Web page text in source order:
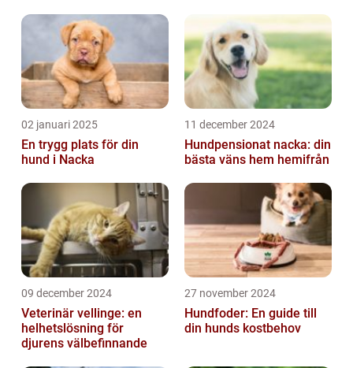
02 januari 2025
En trygg plats för din
hund i Nacka
11 december 2024
Hundpensionat nacka: din
bästa väns hem hemifrån
09 december 2024
Veterinär vellinge: en
helhetslösning för
djurens välbefinnande
27 november 2024
Hundfoder: En guide till
din hunds kostbehov